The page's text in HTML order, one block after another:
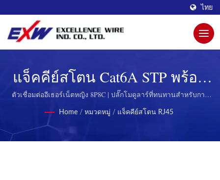
ไทย
แจ็คคีย์สโตน Cat6A STP พร้อม
ชัตเตอร์ | ปลั๊กโมดูลาร์นวัตกรรม
เพื่อการเชื่อมต่อที่ดีขึ้นโดย
Excellence Wire
ตัวเชื่อมต่ออีเธอร์เน็ตหญิง 8P8C | ปลั๊กโมดูลาร์ที่ทนทานสำหรับการ
สื่อสารโทรคมนาคม
Home / หมวดหมู่ / แจ็คคีย์สโตน RJ45